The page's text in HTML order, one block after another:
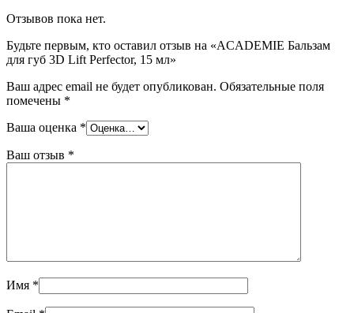
Отзывов пока нет.
Будьте первым, кто оставил отзыв на «ACADEMIE Бальзам
для губ 3D Lift Perfector, 15 мл»
Ваш адрес email не будет опубликован. Обязательные поля
помечены *
Ваша оценка *
Ваш отзыв *
Имя *